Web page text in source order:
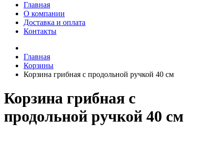
Главная
О компании
Доставка и оплата
Контакты
Главная
Корзины
Корзина грибная с продольной ручкой 40 см
Корзина грибная с
продольной ручкой 40 см